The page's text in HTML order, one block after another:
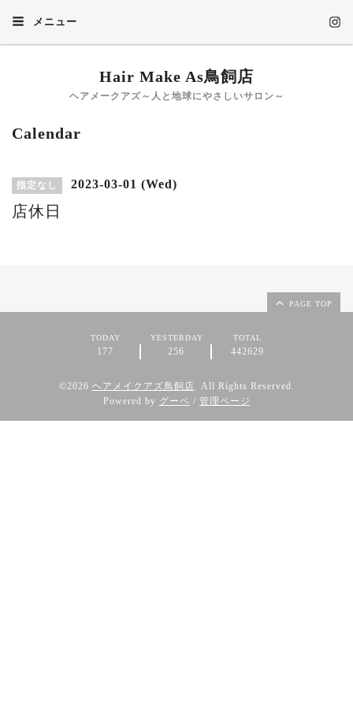
メニュー
Hair Make As鳥飼店
ヘアメークアズ～人と地球にやさしいサロン～
Calendar
指定なし 2023-03-01 (Wed)
店休日
PAGE TOP
TODAY
177
YESTERDAY
256
TOTAL
442629
©2026 ヘアメイクアズ鳥飼店. All Rights Reserved.
Powered by グーペ / 管理ページ